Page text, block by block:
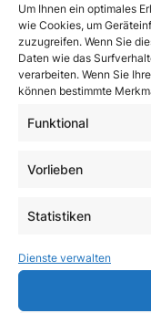
Um Ihnen ein optimales
wie Cookies, um
zuzugreifen. Wenn Sie
Daten wie das
verarbeiten. Wenn Sie
können bestimmte
Funktional
Vorlieben
Statistiken
Dienste verwalten
Ablass-
(Motiv C:
5,00€